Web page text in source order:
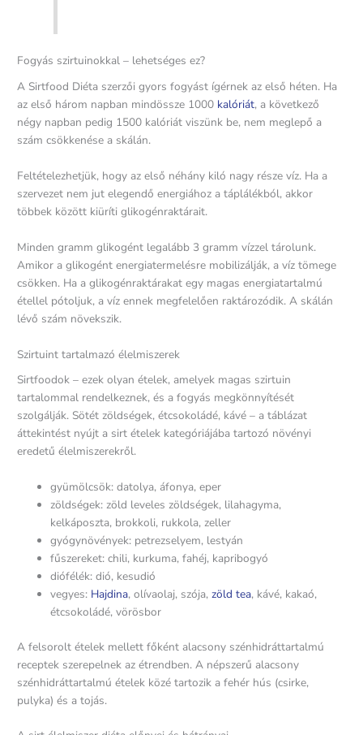
Fogyás szirtuinokkal – lehetséges ez?
A Sirtfood Diéta szerzői gyors fogyást ígérnek az első héten. Ha
az első három napban mindössze 1000 kalóriát, a következő
négy napban pedig 1500 kalóriát viszünk be, nem meglepő a
szám csökkenése a skálán.
Feltételezhetjük, hogy az első néhány kiló nagy része víz. Ha a
szervezet nem jut elegendő energiához a táplálékból, akkor
többek között kiüríti glikogénraktárait.
Minden gramm glikogént legalább 3 gramm vízzel tárolunk.
Amikor a glikogént energiatermelésre mobilizálják, a víz tömege
csökken. Ha a glikogénraktárakat egy magas energiatartalmú
étellel pótoljuk, a víz ennek megfelelően raktározódik. A skálán
lévő szám növekszik.
Szirtuint tartalmazó élelmiszerek
Sirtfoodok – ezek olyan ételek, amelyek magas szirtuin
tartalommal rendelkeznek, és a fogyás megkönnyítését
szolgálják. Sötét zöldségek, étcsokoládé, kávé – a táblázat
áttekintést nyújt a sirt ételek kategóriájába tartozó növényi
eredetű élelmiszerekről.
gyümölcsök: datolya, áfonya, eper
zöldségek: zöld leveles zöldségek, lilahagyma,
kelkáposzta, brokkoli, rukkola, zeller
gyógynövények: petrezselyem, lestyán
fűszereket: chili, kurkuma, fahéj, kapribogyó
diófélék: dió, kesudió
vegyes: Hajdina, olívaolaj, szója,zöld tea, kávé, kakaó,
étcsokoládé, vörösbor
A felsorolt ​​ételek mellett főként alacsony szénhidráttartalmú
receptek szerepelnek az étrendben. A népszerű alacsony
szénhidráttartalmú ételek közé tartozik a fehér hús (csirke,
pulyka) és a tojás.